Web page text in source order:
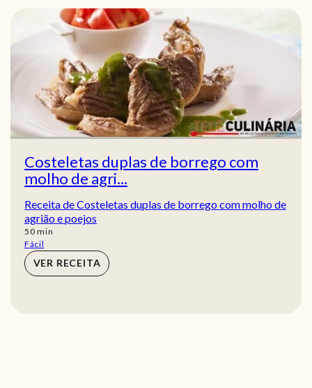
Costeletas duplas de borrego com
molho de agri...
Receita de Costeletas duplas de borrego com molho de
agrião e poejos
50min
min
Fácil
VER RECEITA